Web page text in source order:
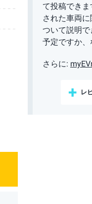
て投稿でき
された車両
ついて説明で
予定ですか、
さらに:
レ